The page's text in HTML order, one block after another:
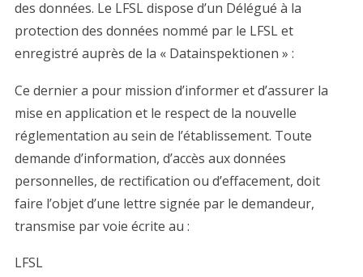
des données. Le LFSL dispose d’un Délégué à la
protection des données nommé par le LFSL et
enregistré auprès de la « Datainspektionen » :
Ce dernier a pour mission d’informer et d’assurer la
mise en application et le respect de la nouvelle
réglementation au sein de l’établissement. Toute
demande d’information, d’accès aux données
personnelles, de rectification ou d’effacement, doit
faire l’objet d’une lettre signée par le demandeur,
transmise par voie écrite au :
LFSL